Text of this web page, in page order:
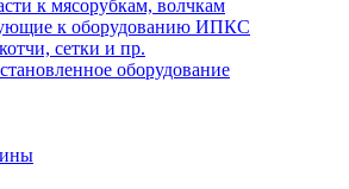
к мясорубкам, волчкам
к оборудованию ИПКС
сетки и пр.
оборудование